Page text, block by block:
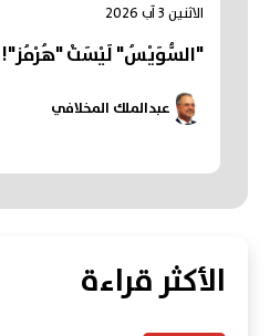
الاثنين 3 آب 2026
"السُّوَيْسُ" لَيْسَتْ "هُرْمُز"! (1/
عبدالملك المخلافي
الأكثر قراءة